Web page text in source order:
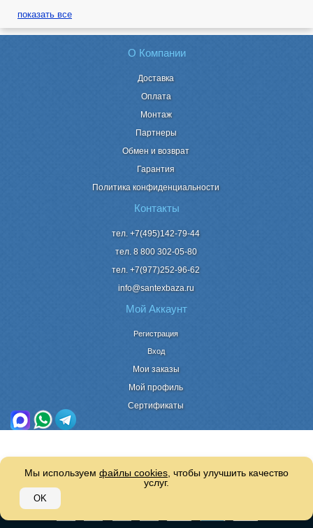
показать все
О Компании
Доставка
Оплата
Монтаж
Партнеры
Обмен и возврат
Гарантия
Политика конфиденциальности
Контакты
тел. +7(495)142-79-44
тел. 8 800302-05-80
тел. +7(977)252-96-62
info@santexbaza.ru
Мой Аккаунт
Регистрация
Вход
Мои заказы
Мой профиль
Сертификаты
Мы используем файлы cookies , чтобы улучшить качество
услуг.
OK